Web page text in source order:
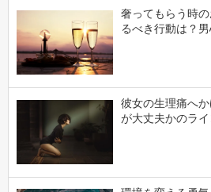
奢ってもらう時
るべき行動は？
彼女の生理痛へ
が大丈夫かのラ